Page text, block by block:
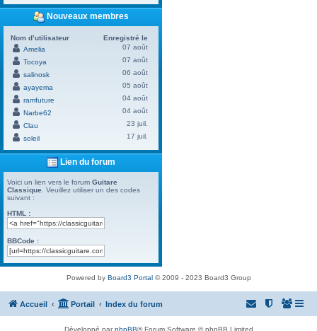
Nouveaux membres
Nom d’utilisateur
Enregistré le
Amelia
07 août
Tocoya
07 août
salinosk
06 août
ayayema
05 août
ramfuture
04 août
Narbe62
04 août
Clau
23 juil.
soleil
17 juil.
Lien du forum
Voici un lien vers le forum Guitare
Classique . Veuillez utiliser un des codes
suivant :
HTML :
BBCode :
Powered by Board3 Portal© 2009 - 2023 Board3 Group
Accueil Portail Index du forum
Développé parphpBB® Forum Software © phpBB Limited